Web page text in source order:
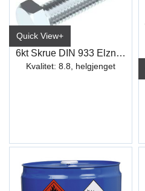
Quick View+
6kt Skrue DIN 933 Elzn hel.gj
Kvalitet: 8.8, helgjenget